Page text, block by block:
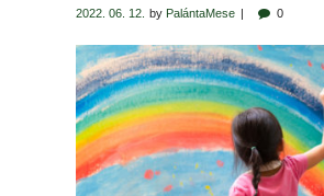
2022. 06. 12. by PalántaMese 0